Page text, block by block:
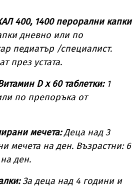
400, 1400 перорални капки
дневно или по
педиатър /специалист.
през устата.
D х 60 таблетки: 1
по препоръка от
мечета:Деца над 3
мечета на ден. Възрастни: 6
ден.
За деца над 4 години и